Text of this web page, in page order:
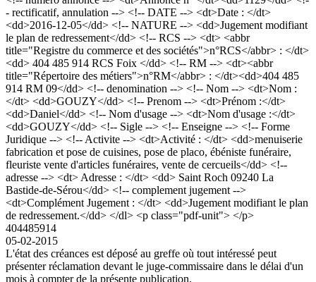
- rectificatif, annulation --> <!-- DATE --> <dt>Date : </dt>
<dd>2016-12-05</dd> <!-- NATURE --> <dd>Jugement modifiant
le plan de redressement</dd> <!-- RCS --> <dt> <abbr
title="Registre du commerce et des sociétés">n°RCS</abbr> : </dt>
<dd> 404 485 914 RCS Foix </dd> <!-- RM --> <dt><abbr
title="Répertoire des métiers">n°RM</abbr> : </dt><dd>404 485
914 RM 09</dd> <!-- denomination --> <!-- Nom --> <dt>Nom :
</dt> <dd>GOUZY</dd> <!-- Prenom --> <dt>Prénom :</dt>
<dd>Daniel</dd> <!-- Nom d'usage --> <dt>Nom d'usage :</dt>
<dd>GOUZY</dd> <!-- Sigle --> <!-- Enseigne --> <!-- Forme
Juridique --> <!-- Activite --> <dt>Activité : </dt> <dd>menuiserie
fabrication et pose de cuisines, pose de placo, ébéniste funéraire,
fleuriste vente d'articles funéraires, vente de cercueils</dd> <!--
adresse --> <dt> Adresse : </dt> <dd> Saint Roch 09240 La
Bastide-de-Sérou</dd> <!-- complement jugement -->
<dt>Complément Jugement : </dt> <dd>Jugement modifiant le plan
de redressement.</dd> </dl> <p class="pdf-unit"> </p>
404485914
05-02-2015
L'état des créances est déposé au greffe où tout intéressé peut
présenter réclamation devant le juge-commissaire dans le délai d'un
mois à compter de la présente publication.